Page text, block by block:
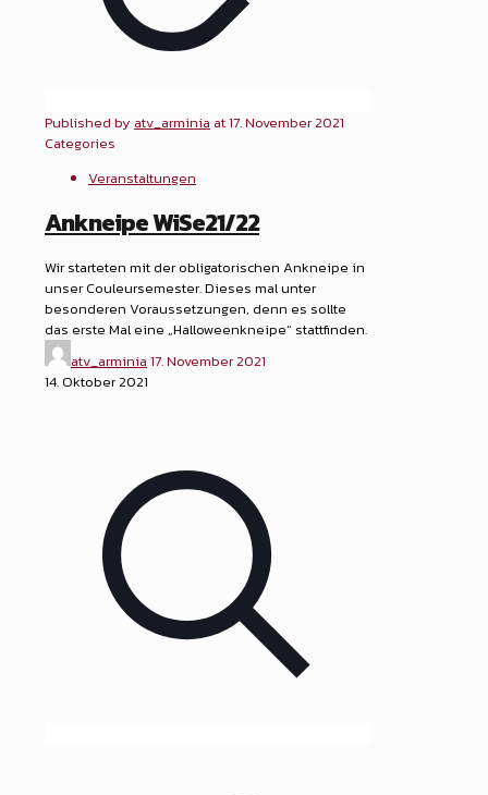
Published by atv_arminia at17. November 2021
Categories
Veranstaltungen
Ankneipe WiSe21/22
Wir starteten mit der obligatorischen Ankneipe in
unser Couleursemester. Dieses mal unter
besonderen Voraussetzungen, denn es sollte
das erste Mal eine „Halloweenkneipe“ stattfinden.
atv_arminia 17. November 2021
14. Oktober 2021